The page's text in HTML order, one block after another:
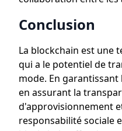
Conclusion
La blockchain est une
qui a le potentiel de
mode. En
en assurant la
d'approvisionnement
responsabilité sociale